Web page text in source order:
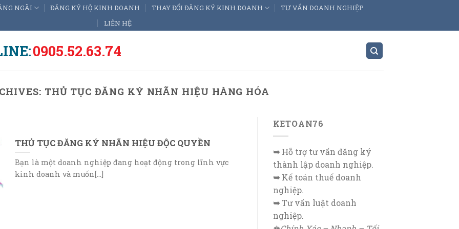
NGÃI ĐĂNG KÝ HỘ KINH DOANH THAY ĐỔI ĐĂNG KÝ KINH DOANH
TƯ VẤN DOANH NGHIỆP
LIÊN HỆ
0905.52.63.74
THỦ TỤC ĐĂNG KÝ NHÃN HIỆU HÀNG HÓA
THỦ TỤC ĐĂNG KÝ NHÃN HIỆU ĐỘC QUYỀN
Bạn là một doanh nghiệp đang hoạt động trong lĩnh vực
kinh doanh và muốn[...]
KETOAN76
➥Hỗ trợ tư vấn đăng ký
thành lập doanh nghiệp.
➥Kế toán thuế doanh
nghiệp.
➥Tư vấn luật doanh
nghiệp.